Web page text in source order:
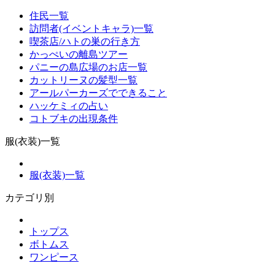
住民一覧
訪問者(イベントキャラ)一覧
喫茶店/ハトの巣の行き方
かっぺいの離島ツアー
パニーの島広場のお店一覧
カットリーヌの髪型一覧
アールパーカーズでできること
ハッケミィの占い
コトブキの出現条件
服(衣装)一覧
服(衣装)一覧
カテゴリ別
トップス
ボトムス
ワンピース